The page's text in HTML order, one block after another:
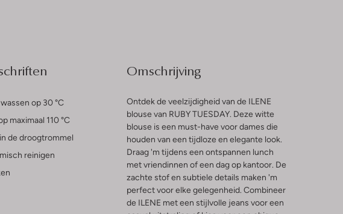
op 30 °C
maximaal 110 °C
de droogtrommel
reinigen
Omschrijving
Ontdek de veelzijdigheid van de ILENE
blouse van RUBY TUESDAY. Deze witte
blouse is een must-have voor dames die
houden van een tijdloze en elegante look.
Draag 'm tijdens een ontspannen lunch
met vriendinnen of een dag op kantoor. De
zachte stof en subtiele details maken 'm
perfect voor elke gelegenheid. Combineer
de ILENE met een stijlvolle jeans voor een